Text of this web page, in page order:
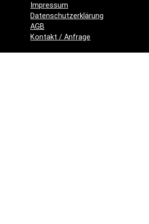
Impressum
Datenschutzerklärung
AGB
Kontakt / Anfrage